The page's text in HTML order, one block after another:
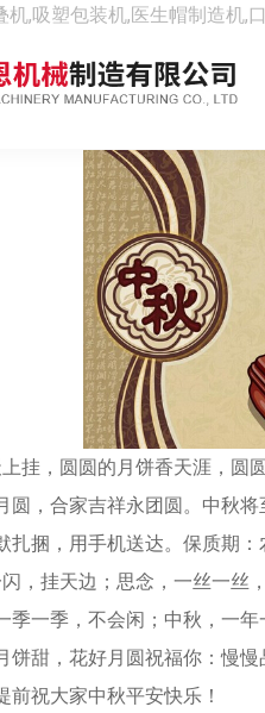
机,吸塑包装机,医生帽制造机,
前祝大家中秋节快
13 阅读：4662次 ]
挂，圆圆的月饼香天涯，圆
圆，合家吉祥永团圆。中秋
扎捆，用手机送达。保质期
，挂天边；思念，一丝一丝
季一季，不会闲；中秋，一
饼甜，花好月圆祝福你：慢
前祝大家中秋平安快乐！